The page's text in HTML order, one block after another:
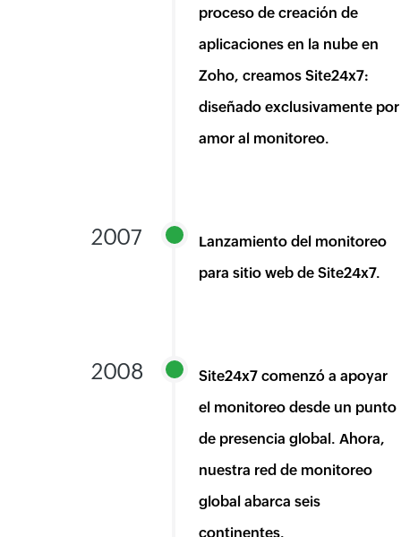
proceso de creación de
aplicaciones en la nube en
Zoho, creamos Site24x7:
diseñado exclusivamente por
amor al monitoreo.
2007
Lanzamiento del monitoreo
para sitio web de Site24x7.
2008
Site24x7 comenzó a apoyar
el monitoreo desde un punto
de presencia global. Ahora,
nuestra red de monitoreo
global abarca seis
continentes.